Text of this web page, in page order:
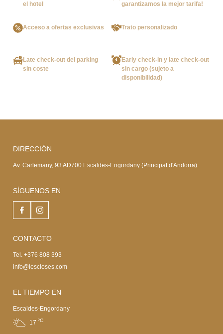
el hotel
garantizamos la mejor tarifa!
Acceso a ofertas exclusivas Trato personalizado
Late check-out del parking
sin coste
Early check-in y late check-out
sin cargo (sujeto a
disponibilidad)
DIRECCIÓN
Av. Carlemany, 93 AD700 Escaldes-Engordany (Principat d'Andorra)
SÍGUENOS EN
CONTACTO
Tel. +376 808 393
info@lescloses.com
EL TIEMPO EN
Escaldes-Engordany
17 ºC